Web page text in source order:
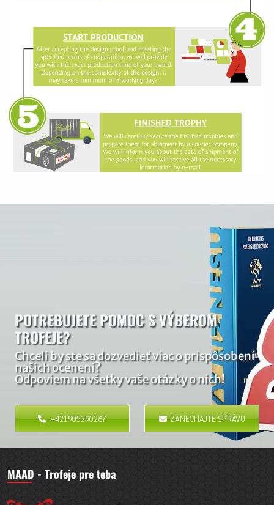
POTREBUJETE POMOC S VÝBEROM
TROFEJE?
Chceli by ste sa dozvedieť viac o prispôsobení
našich ocenení?
Odpoviem na všetky vaše otázky o nich!
+421905290267 ZANECHAJTE SPRÁVU
MAAD - Trofeje pre teba